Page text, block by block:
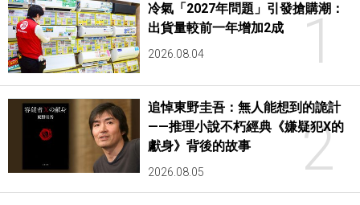
1
冷氣「2027年問題」引發搶購潮：
出貨量較前一年增加2成
2026.08.04
2
追悼東野圭吾：無人能想到的詭計
——推理小說不朽經典《嫌疑犯X的
獻身》背後的故事
2026.08.05